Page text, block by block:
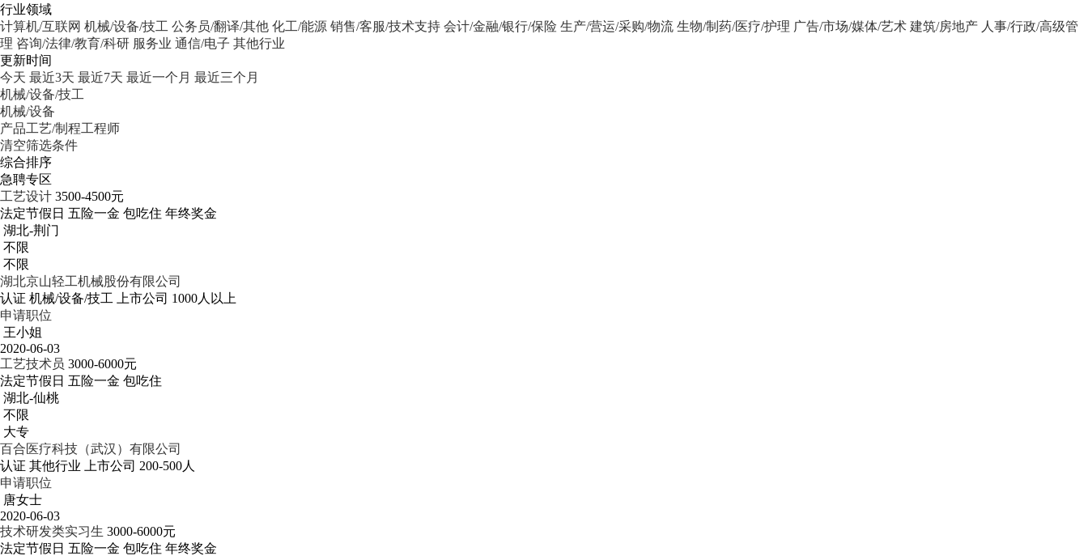
行业领域
计算机/互联网 机械/设备/技工 公务员/翻译/其他 化工/能源 销售/客服/技术支持 会计/金融/银行/保险 生产/营运/采购/物流 生物/制药/医疗/护理 广告/市场/媒体/艺术 建筑/房地产 人事/行政/高级管
理 咨询/法律/教育/科研 服务业 通信/电子 其他行业
更新时间
今天 最近3天 最近7天 最近一个月 最近三个月
机械/设备/技工
机械/设备
产品工艺/制程工程师
清空筛选条件
综合排序
急聘专区
工艺设计 3500-4500元
法定节假日 五险一金 包吃住 年终奖金
湖北-荆门
不限
不限
湖北京山轻工机械股份有限公司
认证 机械/设备/技工 上市公司 1000人以上
申请职位
王小姐
2020-06-03
工艺技术员 3000-6000元
法定节假日 五险一金 包吃住
湖北-仙桃
不限
大专
百合医疗科技（武汉）有限公司
认证 其他行业 上市公司 200-500人
申请职位
唐女士
2020-06-03
技术研发类实习生 3000-6000元
法定节假日 五险一金 包吃住 年终奖金